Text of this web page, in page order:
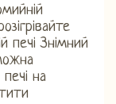
печі Знімний
на